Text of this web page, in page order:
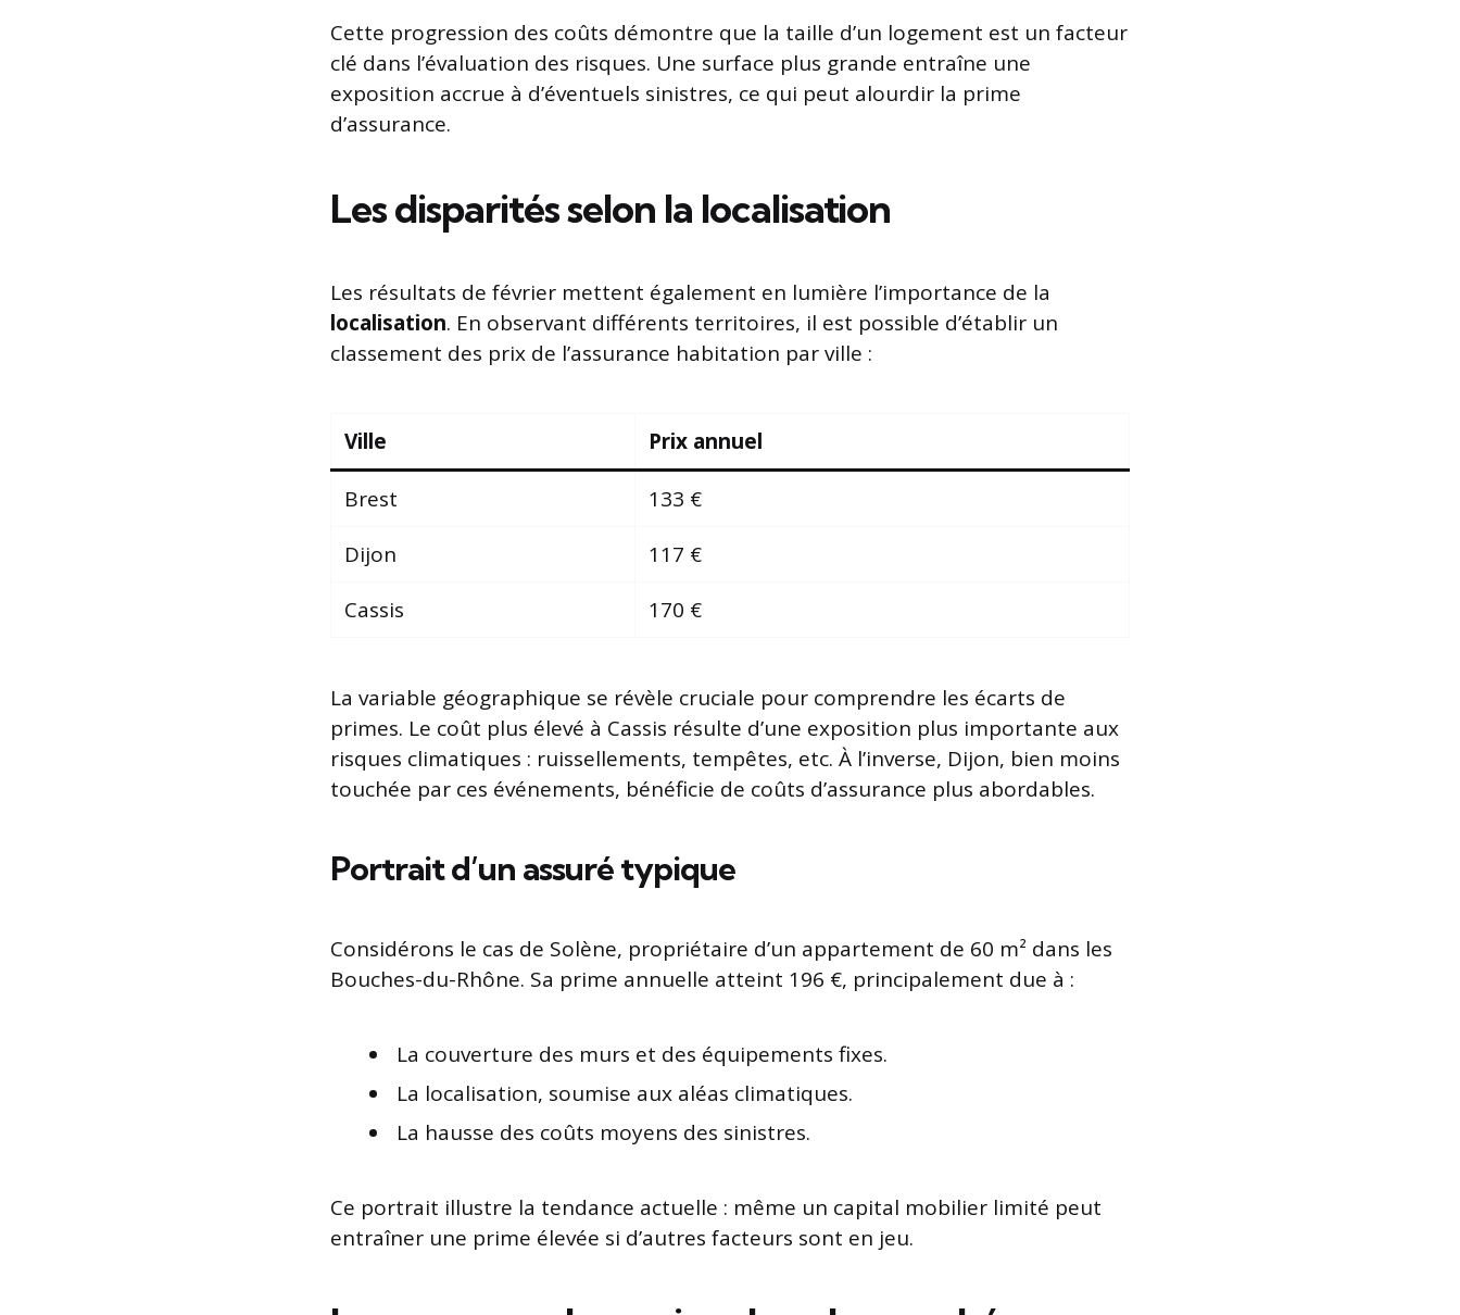
Cette progression des coûts démontre que la taille d’un logement est un facteur
clé dans l’évaluation des risques. Une surface plus grande entraîne une
exposition accrue à d’éventuels sinistres, ce qui peut alourdir la prime
d’assurance.
Les disparités selon la localisation
Les résultats de février mettent également en lumière l’importance de la
localisation. En observant différents territoires, il est possible d’établir un
classement des prix de l’assurance habitation par ville :
Ville Prix annuel
Brest
133 €
Dijon
117 €
Cassis
170 €
La variable géographique se révèle cruciale pour comprendre les écarts de
primes. Le coût plus élevé à Cassis résulte d’une exposition plus importante aux
risques climatiques : ruissellements, tempêtes, etc. À l’inverse, Dijon, bien moins
touchée par ces événements, bénéficie de coûts d’assurance plus abordables.
Portrait d’un assuré typique
Considérons le cas de Solène, propriétaire d’un appartement de 60 m² dans les
Bouches-du-Rhône. Sa prime annuelle atteint 196 €, principalement due à :
La couverture des murs et des équipements fixes.
La localisation, soumise aux aléas climatiques.
La hausse des coûts moyens des sinistres.
Ce portrait illustre la tendance actuelle : même un capital mobilier limité peut
entraîner une prime élevée si d’autres facteurs sont en jeu.